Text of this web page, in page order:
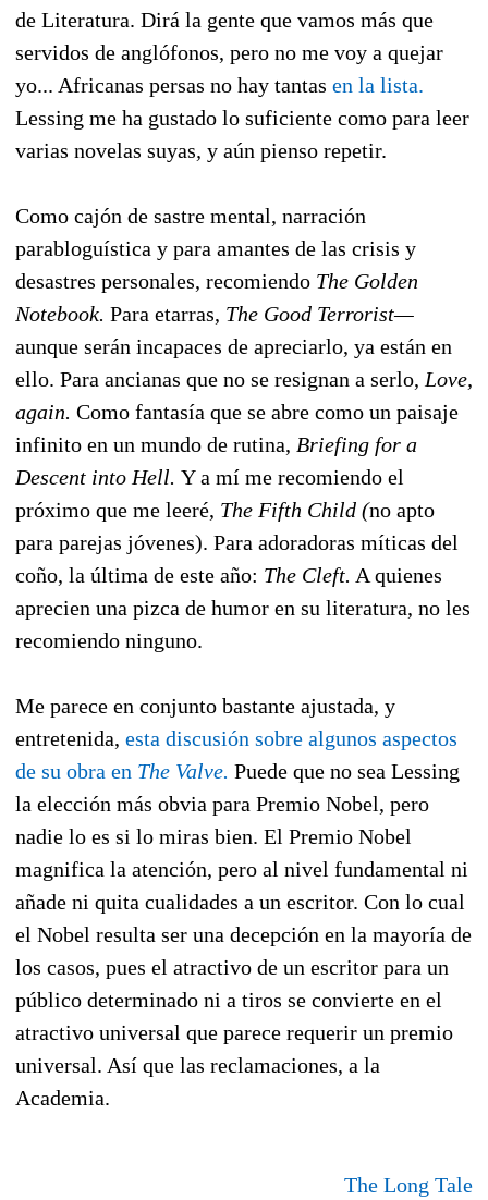
de Literatura. Dirá la gente que vamos más que
servidos de anglófonos, pero no me voy a quejar
yo... Africanas persas no hay tantas en la lista.
Lessing me ha gustado lo suficiente como para leer
varias novelas suyas, y aún pienso repetir.
Como cajón de sastre mental, narración
parabloguística y para amantes de las crisis y
desastres personales, recomiendo The Golden
Notebook. Para etarras, The Good Terrorist—
aunque serán incapaces de apreciarlo, ya están en
ello. Para ancianas que no se resignan a serlo, Love,
again. Como fantasía que se abre como un paisaje
infinito en un mundo de rutina, Briefing for a
Descent into Hell. Y a mí me recomiendo el
próximo que me leeré, The Fifth Child (no apto
para parejas jóvenes). Para adoradoras míticas del
coño, la última de este año: The Cleft. A quienes
aprecien una pizca de humor en su literatura, no les
recomiendo ninguno.
Me parece en conjunto bastante ajustada, y
entretenida, esta discusión sobre algunos aspectos
de su obra en The Valve. Puede que no sea Lessing
la elección más obvia para Premio Nobel, pero
nadie lo es si lo miras bien. El Premio Nobel
magnifica la atención, pero al nivel fundamental ni
añade ni quita cualidades a un escritor. Con lo cual
el Nobel resulta ser una decepción en la mayoría de
los casos, pues el atractivo de un escritor para un
público determinado ni a tiros se convierte en el
atractivo universal que parece requerir un premio
universal. Así que las reclamaciones, a la
Academia.
The Long Tale